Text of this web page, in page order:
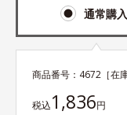
通常購入
商品番号： 4672 ［在
税込1,836円